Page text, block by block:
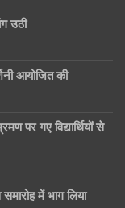
उठी
आयोजित की
पर गए विद्यार्थियों से
में भाग लिया